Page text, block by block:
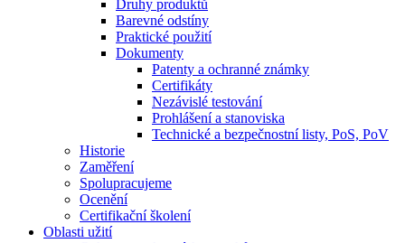
Druhy produktů
Barevné odstíny
Praktické použití
Dokumenty
Patenty a ochranné známky
Certifikáty
Nezávislé testování
Prohlášení a stanoviska
Technické a bezpečnostní listy, PoS, PoV
Historie
Zaměření
Spolupracujeme
Ocenění
Certifikační školení
Oblasti užití